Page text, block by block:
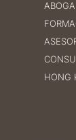
HONG